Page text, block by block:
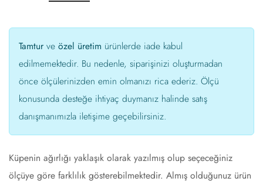
Tamtur ve özel üretim ürünlerde iade kabul
edilmemektedir. Bu nedenle, siparişinizi oluşturmadan
önce ölçülerinizden emin olmanızı rica ederiz. Ölçü
konusunda desteğe ihtiyaç duymanız halinde satış
danışmanımızla iletişime geçebilirsiniz.
Küpenin ağırlığı yaklaşık olarak yazılmış olup seçeceğiniz
ölçüye göre farklılık gösterebilmektedir. Almış olduğunuz ürün